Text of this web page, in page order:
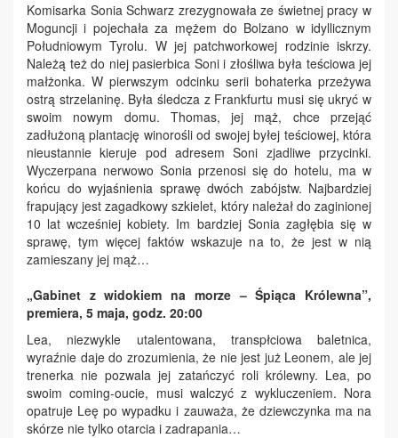
Komisarka Sonia Schwarz zrezygnowała ze świetnej pracy w
Moguncji i pojechała za mężem do Bolzano w idyllicznym
Południowym Tyrolu. W jej patchworkowej rodzinie iskrzy.
Należą też do niej pasierbica Soni i złośliwa była teściowa jej
małżonka. W pierwszym odcinku serii bohaterka przeżywa
ostrą strzelaninę. Była śledcza z Frankfurtu musi się ukryć w
swoim nowym domu. Thomas, jej mąż, chce przejąć
zadłużoną plantację winorośli od swojej byłej teściowej, która
nieustannie kieruje pod adresem Soni zjadliwe przycinki.
Wyczerpana nerwowo Sonia przenosi się do hotelu, ma w
końcu do wyjaśnienia sprawę dwóch zabójstw. Najbardziej
frapujący jest zagadkowy szkielet, który należał do zaginionej
10 lat wcześniej kobiety. Im bardziej Sonia zagłębia się w
sprawę, tym więcej faktów wskazuje na to, że jest w nią
zamieszany jej mąż…
„Gabinet z widokiem na morze – Śpiąca Królewna”,
premiera, 5 maja, godz. 20:00
Lea, niezwykle utalentowana, transpłciowa baletnica,
wyraźnie daje do zrozumienia, że nie jest już Leonem, ale jej
trenerka nie pozwala jej zatańczyć roli królewny. Lea, po
swoim coming-oucie, musi walczyć z wykluczeniem. Nora
opatruje Leę po wypadku i zauważa, że dziewczynka ma na
skórze nie tylko otarcia i zadrapania…